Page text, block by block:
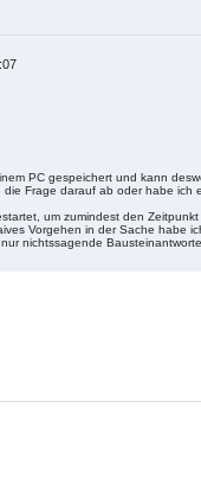
PC gespeichert und kann
Frage darauf ab oder habe ich
um zumindest den
Vorgehen in der Sache habe
nichtssagende